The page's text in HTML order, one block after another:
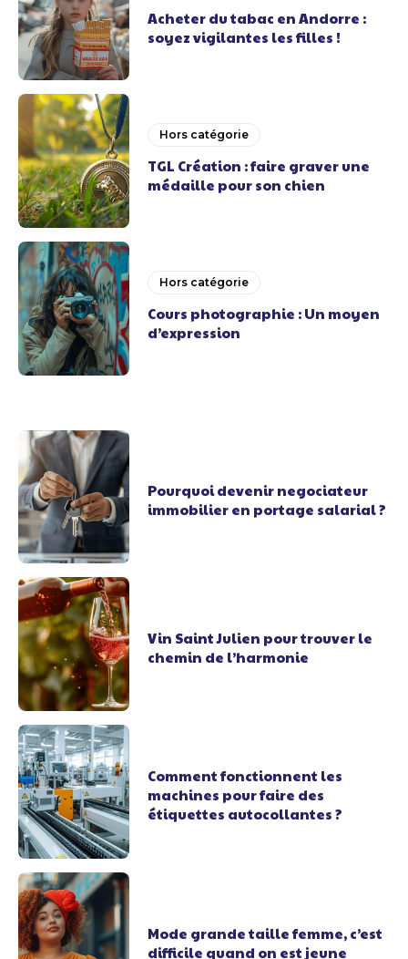
Acheter du tabac en Andorre :
soyez vigilantes les filles !
Hors catégorie
TGL Création : faire graver une
médaille pour son chien
Hors catégorie
Cours photographie : Un moyen
d’expression
Pourquoi devenir negociateur
immobilier en portage salarial ?
Vin Saint Julien pour trouver le
chemin de l’harmonie
Comment fonctionnent les
machines pour faire des
étiquettes autocollantes ?
Mode grande taille femme, c’est
difficile quand on est jeune